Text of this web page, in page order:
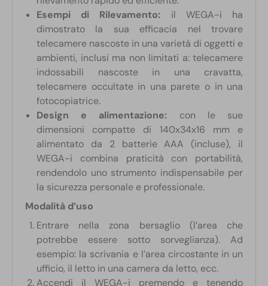
Esempi di Rilevamento: il WEGA-i ha
dimostrato la sua efficacia nel trovare
telecamere nascoste in una varietà di oggetti e
ambienti, inclusi ma non limitati a: telecamere
indossabili nascoste in una cravatta,
telecamere occultate in una parete o in una
fotocopiatrice.
Design e alimentazione: con le sue
dimensioni compatte di 140x34x16 mm e
alimentato da 2 batterie AAA (incluse), il
WEGA-i combina praticità con portabilità,
rendendolo uno strumento indispensabile per
la sicurezza personale e professionale.
Modalità d’uso
Entrare nella zona bersaglio (l’area che
potrebbe essere sotto sorveglianza). Ad
esempio: la scrivania e l’area circostante in un
ufficio, il letto in una camera da letto, ecc.
Accendi il WEGA-i premendo e tenendo